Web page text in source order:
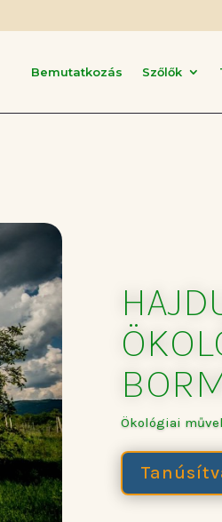
Bemutatkozás Szőlők
Ökológiai